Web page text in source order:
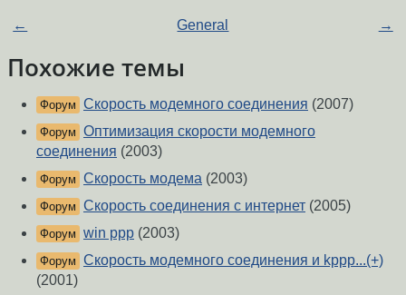
← General →
Похожие темы
Форум Скорость модемного соединения (2007)
Форум Оптимизация скорости модемного
соединения (2003)
Форум Скорость модема (2003)
Форум Скорость соединения с интернет (2005)
Форум win ppp (2003)
Форум Скорость модемного соединения и kppp...(+)
(2001)